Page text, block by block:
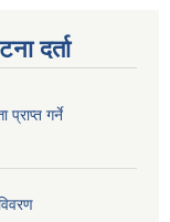
दर्ता
गर्ने